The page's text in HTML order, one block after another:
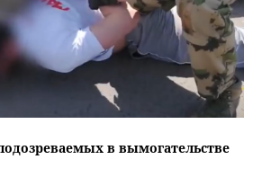
в вымогательстве